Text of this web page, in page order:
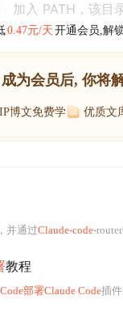
加入 PATH，该目
0.47元/天 开通会员,解
成为会员后, 你将
博文免费学 优质文
，并通过Claude-code-
教程
Code部署Claude Code插件的完